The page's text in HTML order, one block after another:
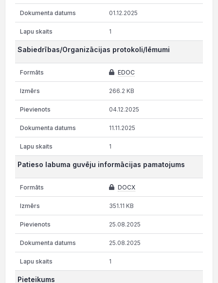
01.12.2025
1
Sabiedrības/Organizācijas protokoli/lēmumi
EDOC
266.2 KB
04.12.2025
11.11.2025
1
Patieso labuma guvēju informācijas pamatojums
DOCX
351.11 KB
25.08.2025
25.08.2025
1
Pieteikums